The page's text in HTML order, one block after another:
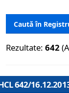
Caută în
Rezultate: 642
642/